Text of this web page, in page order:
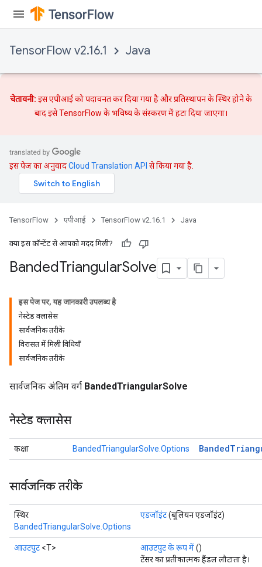
TensorFlow v2.16.1 Java
चेतावनी: इस एपीआई को पदावनत कर दिया गया है औरप्रतिस्थापनके स्थिर होने के
बाद इसे TensorFlow के भविष्य के संस्करण में हटा दिया जाएगा।
इस पेज का अनुवादCloud Translation API से किया गया है.
TensorFlow एपीआई TensorFlow v2.16.1 Java
क्या इस कॉन्टेंट से आपको मदद मिली?
BandedTriangularSolve
इस पेज पर, यह जानकारी उपलब्ध है
नेस्टेड क्लासेस
सार्वजनिक तरीके
विरासत में मिली विधियाँ
सार्वजनिक तरीके
सार्वजनिक अंतिम वर्ग BandedTriangularSolve
नेस्टेड क्लासेस
कक्षा BandedTriangularSolve.Options Banded
सार्वजनिक तरीके
स्थिर
BandedTriangularSolve.Options
एडजॉइंट(बूलियन एडजॉइंट)
आउटपुट <T> आउटपुट के रूप में()
टेंसर का प्रतीकात्मक हैंडल लौटाता है।